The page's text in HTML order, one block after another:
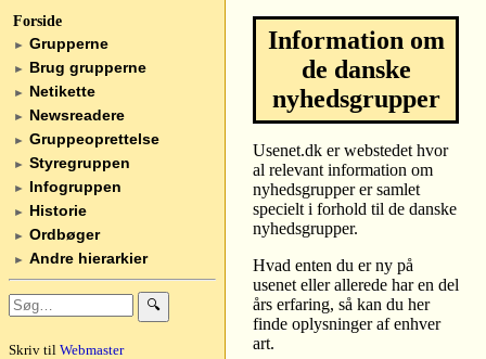
Forside
► Grupperne
► Brug grupperne
► Netikette
► Newsreadere
► Gruppeoprettelse
► Styregruppen
► Infogruppen
► Historie
► Ordbøger
► Andre hierarkier
🔍
Skriv til Webmaster
Information om
de danske
nyhedsgrupper
Usenet.dk er webstedet hvor
al relevant information om
nyhedsgrupper er samlet
specielt i forhold til de danske
nyhedsgrupper.
Hvad enten du er ny på
usenet eller allerede har en del
års erfaring, så kan du her
finde oplysninger af enhver
art.